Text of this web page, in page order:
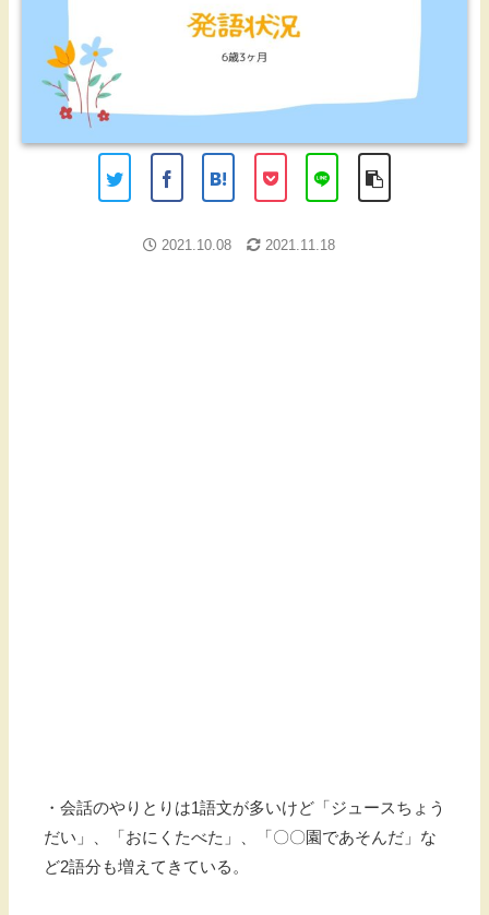
2021.11.18
2021.10.08
・会話のやりとりは1語文が多いけど「ジュースちょう
だい」、「おにくたべた」、「〇〇園であそんだ」な
ど2語分も増えてきている。